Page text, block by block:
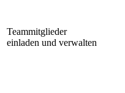
Teammitglieder
einladen und verwalten